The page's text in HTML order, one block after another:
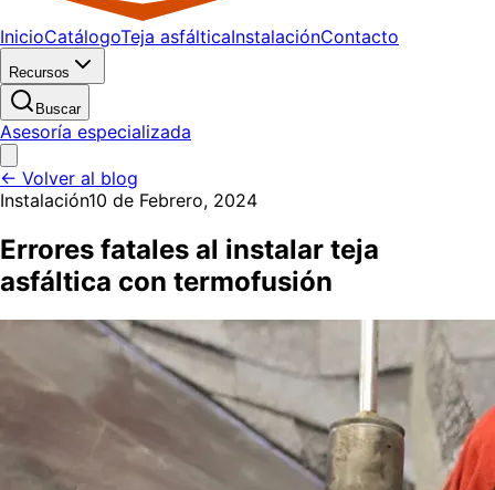
InicioCatálogoTeja asfálticaInstalaciónContacto
Recursos
Buscar
Asesoría especializada
← Volver al blog
Instalación10 de Febrero, 2024
Errores fatales al instalar teja
asfáltica con termofusión